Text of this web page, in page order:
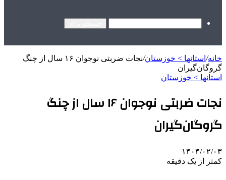
خانه/ استانها > خوزستان/
نجات ضربتی نوجوان ۱۶ سال از چنگ
گروگان‌گیران
استانها > خوزستان
نجات ضربتی نوجوان ۱۶ سال از چنگ
گروگان‌گیران
۱۴۰۴/۰۲/۰۳
کمتر از یک دقیقه